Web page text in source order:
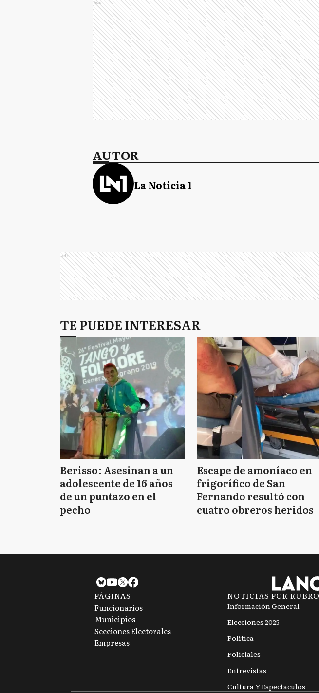
Ads
AUTOR
La Noticia 1
Ads
TE PUEDE INTERESAR
Berisso: Asesinan a un
adolescente de 16 años
de un puntazo en el
pecho
Escape de amoníaco en
frigorífico de San
Fernando resultó con
cuatro obreros heridos
PÁGINAS
Funcionarios
Municipios
Secciones Electorales
Empresas
NOTICIAS POR RUBRO
Información General
Elecciones 2025
Política
Policiales
Entrevistas
Cultura Y Espectaculos